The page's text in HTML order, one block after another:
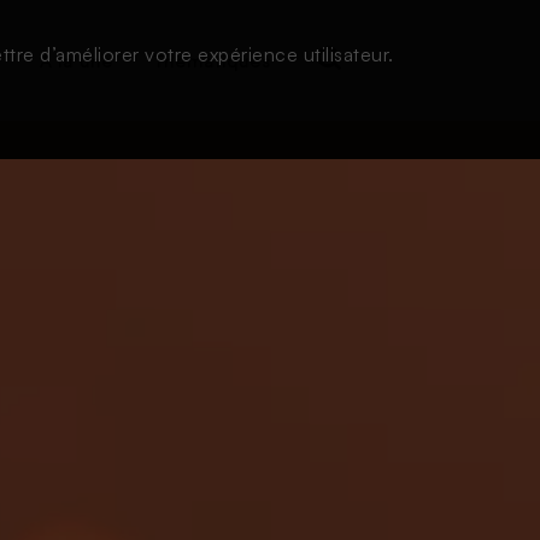
À la une Thématiques Login
d’améliorer votre expérience utilisateur.